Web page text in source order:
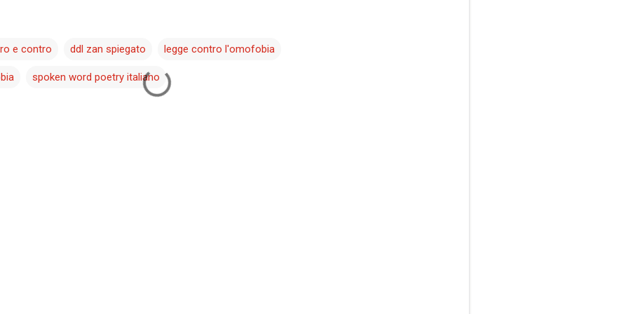
e contro ddl zan spiegato legge contro l'omofobia
spoken word poetry italiano